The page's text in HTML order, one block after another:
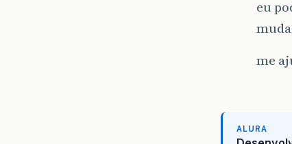
eu
me
ALURA